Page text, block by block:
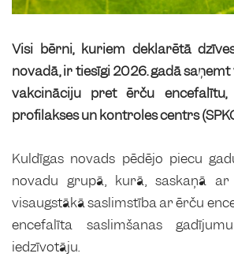
Visi bērni, kuriem deklarētā
novadā, ir tiesīgi 2026. gadā
vakcināciju pret ērču
profilakses un kontroles centrs
Kuldīgas novads pēdējo piecu
novadu grupā, kurā, saskaņā
visaugstākā saslimstība ar ērču
encefalīta saslimšanas
iedzīvotāju.